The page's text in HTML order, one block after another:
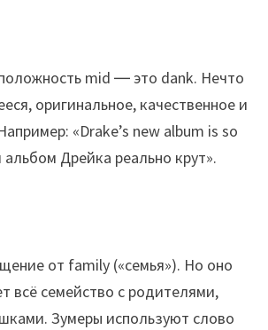
mid ― это dank. Нечто
оригинальное, качественное и
«Drake’s new album is so
Дрейка реально крут».
от family («семья»). Но оно
всё семейство с родителями,
Зумеры используют слово